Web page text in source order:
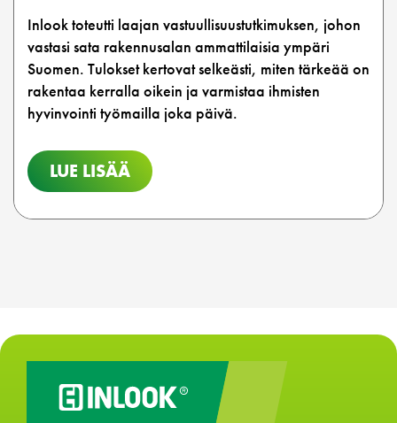
Inlook toteutti laajan vastuullisuustutkimuksen, johon
vastasi sata rakennusalan ammattilaisia ympäri
Suomen. Tulokset kertovat selkeästi, miten tärkeää on
rakentaa kerralla oikein ja varmistaa ihmisten
hyvinvointi työmailla joka päivä.
LUE LISÄÄ